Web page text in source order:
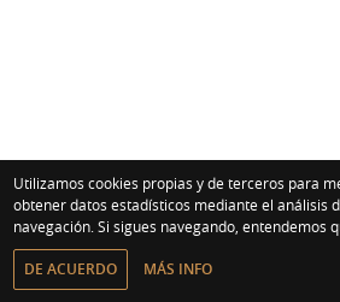
Utilizamos cookies propias y de terceros para
obtener datos estadísticos mediante el análisis
navegación. Si sigues navegando, entendemos
DE ACUERDO MÁS INFO